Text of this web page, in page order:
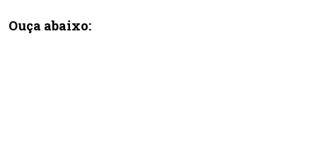
Ouça abaixo: